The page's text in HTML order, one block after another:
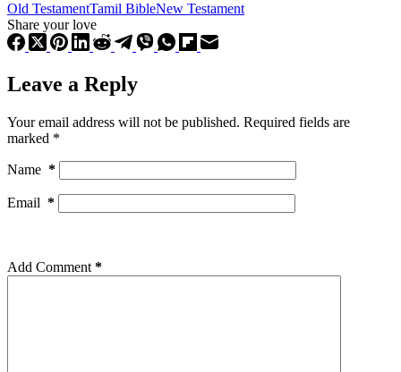
Old TestamentTamil BibleNew Testament
Share your love
Leave a Reply
Your email address will not be published. Required fields are
marked *
Name *
Email *
Add Comment *